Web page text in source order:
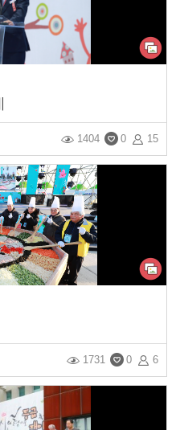
15
0
1404
6
0
1731